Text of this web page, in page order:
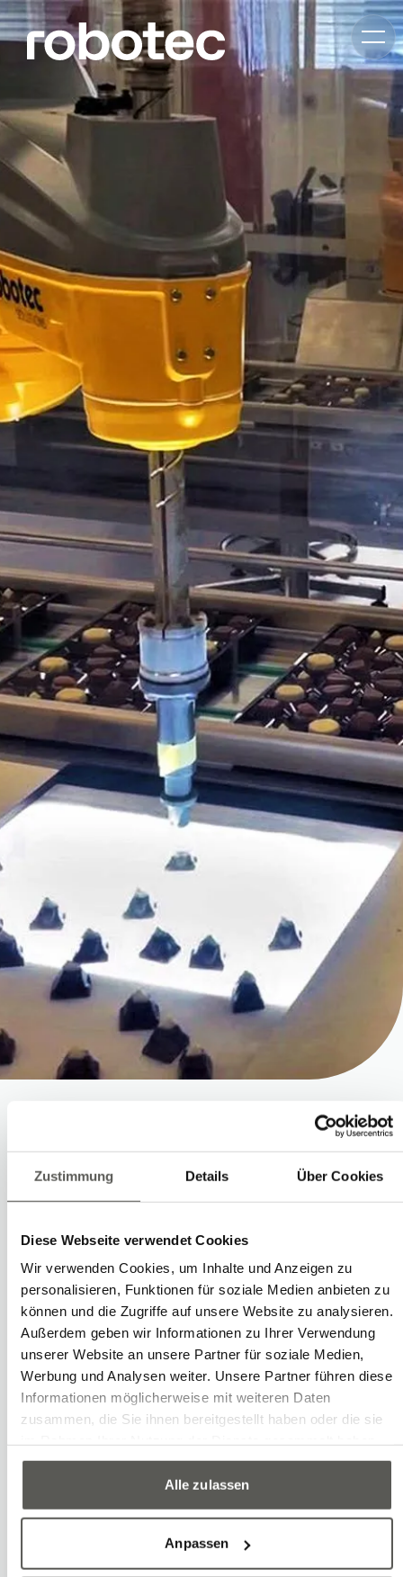
Zustimmung Details Über Cookies
Diese Webseite verwendet Cookies
Wir verwenden Cookies, um Inhalte und Anzeigen zu
personalisieren, Funktionen für soziale Medien anbieten zu
können und die Zugriffe auf unsere Website zu analysieren.
Außerdem geben wir Informationen zu Ihrer Verwendung
unserer Website an unsere Partner für soziale Medien,
Werbung und Analysen weiter. Unsere Partner führen diese
Informationen möglicherweise mit weiteren Daten
zusammen, die Sie ihnen bereitgestellt haben oder die sie
Alle zulassen
Anpassen
Les convoyeurs dans la production
déchargés rapidement et en douceur.
L'automatisation de ces processus de
prélèvement et de placement permet
de réduire les interventions manuelles et
de diminuer les taux d'erreur. Des taux
de passage plus rapides ainsi qu'une
hygiène optimisée sont d'autres
avantages.
Chargement et déchargement des